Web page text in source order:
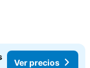
Ver precios